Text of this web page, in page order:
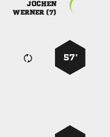

 
57’